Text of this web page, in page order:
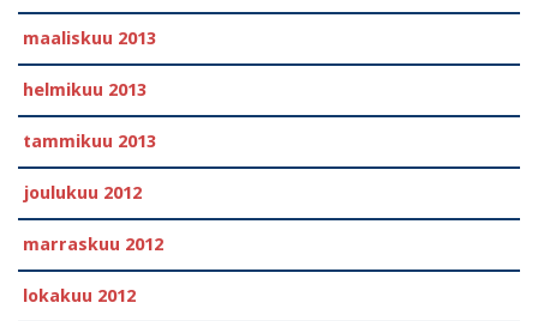
maaliskuu 2013
helmikuu 2013
tammikuu 2013
joulukuu 2012
marraskuu 2012
lokakuu 2012